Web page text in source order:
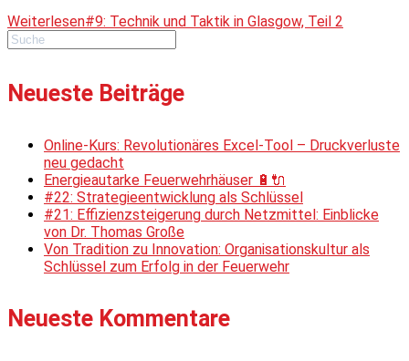
Weiterlesen#9: Technik und Taktik in Glasgow, Teil 2
Neueste Beiträge
Online-Kurs: Revolutionäres Excel-Tool – Druckverluste
neu gedacht
Energieautarke Feuerwehrhäuser 🔋🔌
#22: Strategieentwicklung als Schlüssel
#21: Effizienzsteigerung durch Netzmittel: Einblicke
von Dr. Thomas Große
Von Tradition zu Innovation: Organisationskultur als
Schlüssel zum Erfolg in der Feuerwehr
Neueste Kommentare